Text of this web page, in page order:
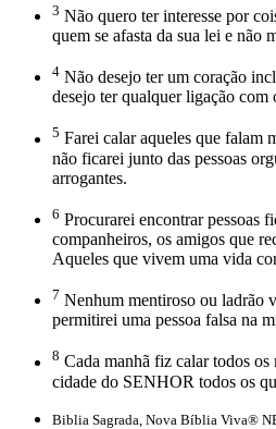
3 Não quero ter interesse por
quem se afasta da sua lei e não
4 Não desejo ter um coração
desejo ter qualquer ligação com
5 Farei calar aqueles que falam
não ficarei junto das pessoas
arrogantes.
6 Procurarei encontrar pessoas
companheiros, os amigos que
Aqueles que vivem uma vida
7 Nenhum mentiroso ou ladrão
permitirei uma pessoa falsa na
8 Cada manhã fiz calar todos os
cidade do SENHOR todos os
Biblia Sagrada, Nova Bíblia Viva®